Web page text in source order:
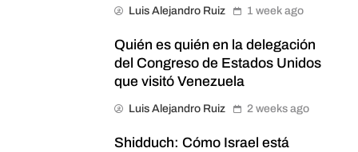
Luis Alejandro Ruiz 1 week ago
Quién es quién en la delegación
del Congreso de Estados Unidos
que visitó Venezuela
Luis Alejandro Ruiz 2 weeks ago
Shidduch: Cómo Israel está